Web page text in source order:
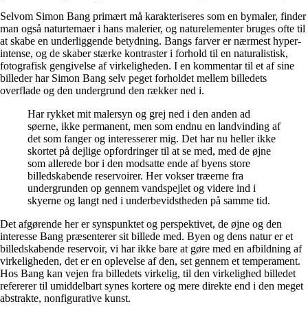
Selvom Simon Bang primært må karakteriseres som en bymaler, finder
man også naturtemaer i hans malerier, og naturelementer bruges ofte til
at skabe en underliggende betydning. Bangs farver er nærmest hyper-
intense, og de skaber stærke kontraster i forhold til en naturalistisk,
fotografisk gengivelse af virkeligheden. I en kommentar til et af sine
billeder har Simon Bang selv peget forholdet mellem billedets
overflade og den undergrund den rækker ned i.
Har rykket mit malersyn og grej ned i den anden ad
søerne, ikke permanent, men som endnu en landvinding af
det som fanger og interesserer mig. Det har nu heller ikke
skortet på dejlige opfordringer til at se med, med de øjne
som allerede bor i den modsatte ende af byens store
billedskabende reservoirer. Her vokser træerne fra
undergrunden op gennem vandspejlet og videre ind i
skyerne og langt ned i underbevidstheden på samme tid.
Det afgørende her er synspunktet og perspektivet, de øjne og den
interesse Bang præsenterer sit billede med. Byen og dens natur er et
billedskabende reservoir, vi har ikke bare at gøre med en afbildning af
virkeligheden, det er en oplevelse af den, set gennem et temperament.
Hos Bang kan vejen fra billedets virkelig, til den virkelighed billedet
refererer til umiddelbart synes kortere og mere direkte end i den meget
abstrakte, nonfigurative kunst.